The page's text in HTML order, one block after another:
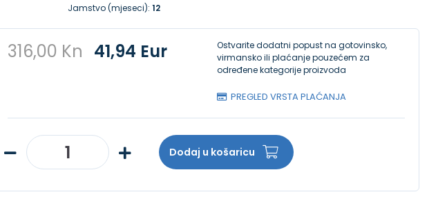
Jamstvo (mjeseci): 12
316,00 Kn 41,94 Eur
Ostvarite dodatni popust na gotovinsko,
virmansko ili plaćanje pouzećem za
određene kategorije proizvoda
PREGLED VRSTA PLAĆANJA
Dodaj u košaricu